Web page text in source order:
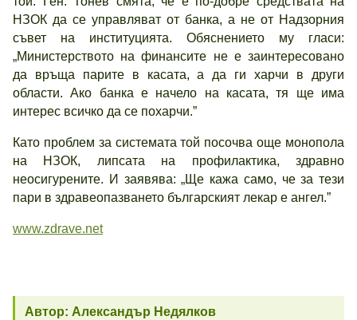
НЗОК да се управляват от банка, а не от Надзорния
съвет на институцията. Обяснението му гласи:
„Министерството на финансите не е заинтересовано
да връща парите в касата, а да ги харчи в други
области. Ако банка е начело на касата, тя ще има
интерес всичко да се похарчи.”
Като проблем за системата той посочва още монопола
на НЗОК, липсата на профилактика, здравно
неосигурените. И заявява: „Ще кажа само, че за тези
пари в здравеопазването българският лекар е ангел.”
www.zdrave.net
Автор: Александър Недялков